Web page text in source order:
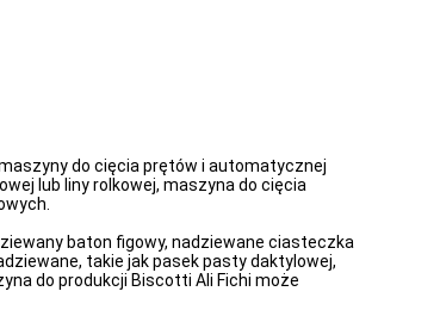
do cięcia prętów i automatycznej
lub liny rolkowej, maszyna do cięcia
baton figowy, nadziewane ciasteczka
takie jak pasek pasty daktylowej,
do produkcji Biscotti Ali Fichi może